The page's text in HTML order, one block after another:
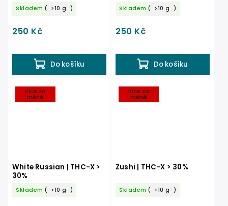
Skladem ( >10 g )
250 Kč
Do košíku
Skladem ( >10 g )
250 Kč
Do košíku
Více za
méně
White Russian | THC-X >
30%
Skladem ( >10 g )
Více za
méně
Zushi | THC-X > 30%
Skladem ( >10 g )